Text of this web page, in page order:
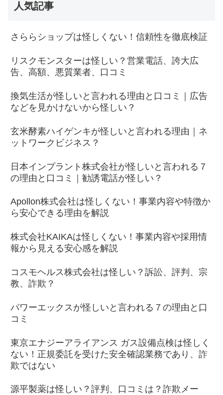
人気記事
さららショップは怪しくない！信頼性を徹底検証
リスクモンスターは怪しい？営業電話、誇大広
告、高額、悪質業者、口コミ
換気生活が怪しいと言われる理由と口コミ｜広告
などを見かけないから怪しい？
玄米酵素ハイゲンキが怪しいと言われる理由｜ネ
ットワークビジネス？
日本インプラント株式会社が怪しいと言われる７
の理由と口コミ｜勧誘電話が怪しい？
Apollon株式会社は怪しくない！事業内容や特徴か
ら安心できる理由を解説
株式会社KAIKAは怪しくない！事業内容や採用情
報から見える安心感を解説
コスモヘルス株式会社は怪しい？訴訟、評判、宗
教、詐欺？
パワーエックスが怪しいと言われる７の理由と口
コミ
東京エナジーアライアンス ガス設備点検は怪しく
ない！正規委託を受けた安全確認業務であり、詐
欺ではない
源平製薬は怪しい？評判、口コミは？詐欺メー